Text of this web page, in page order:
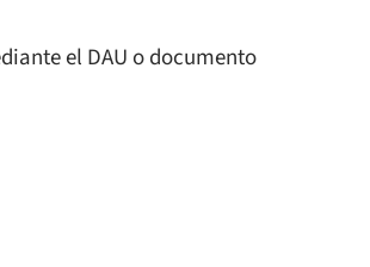
el DAU o documento